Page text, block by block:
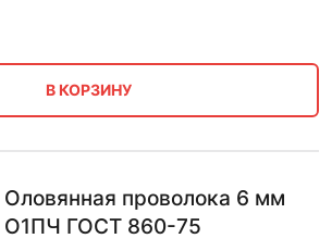
В КОРЗИНУ
Оловянная проволока 6 мм
О1ПЧ ГОСТ 860-75